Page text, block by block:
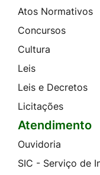
Atos Normativos
Concursos
Cultura
Leis
Leis e Decretos
Licitações
Atendimento
Ouvidoria
SIC - Serviço de